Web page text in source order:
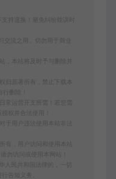
持退换！避免纠纷耽误时
交流之用。切勿用于商业
，本站将及时予与删除并
归原著所有，禁止下载本
删除！
常运营开支所需！若您需
权并合法使用！
于用户违法使用本站非法
有，用户访问和使用本站
勿访问或使用本网站！
人民共和国法律的，一切
告知义务。